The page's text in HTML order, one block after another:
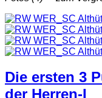
Die ersten 3
der Herren-I